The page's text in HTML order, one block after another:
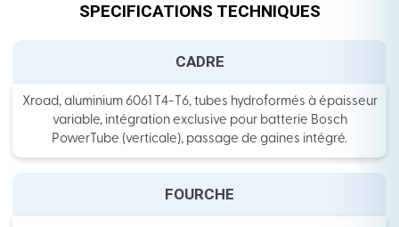
SPECIFICATIONS TECHNIQUES
CADRE
Xroad, aluminium 6061 T4-T6, tubes hydroformés à épaisseur
variable, intégration exclusive pour batterie Bosch
PowerTube (verticale), passage de gaines intégré.
FOURCHE